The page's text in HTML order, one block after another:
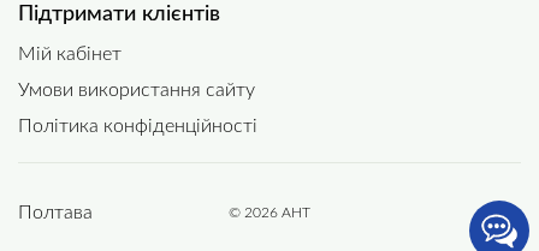
Підтримати клієнтів
Мій кабінет
Умови використання сайту
Політика конфіденційності
© 2026 АНТ
Полтава